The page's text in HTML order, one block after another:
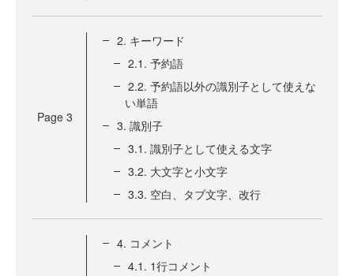
Page 3
2. キーワード
2.1. 予約語
2.2. 予約語以外の識別子として使えな
い単語
3. 識別子
3.1. 識別子として使える文字
3.2. 大文字と小文字
3.3. 空白、タブ文字、改行
4. コメント
4.1. 1行コメント